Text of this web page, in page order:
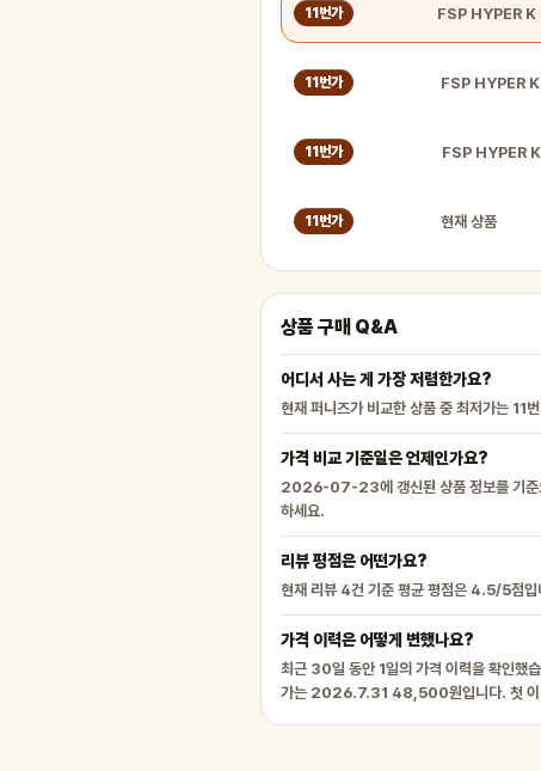
11번가
11번가 FSP HYPER
11번가 FSP
11번가 현재 상품
상품 구매 Q&A
어디서 사는 게 가장 저렴한가요?
현재 퍼니즈가 비교한 상품 중 최저가는
가격 비교 기준일은 언제인가요?
2026-07-23에 갱신된 상품 정보를 기준
하세요.
리뷰 평점은 어떤가요?
현재 리뷰 4건 기준 평균 평점은 4.5/5점입
가격 이력은 어떻게 변했나요?
최근 30일 동안 1일의 가격 이력을 확인
가는 2026.7.31 48,500원입니다. 첫 이